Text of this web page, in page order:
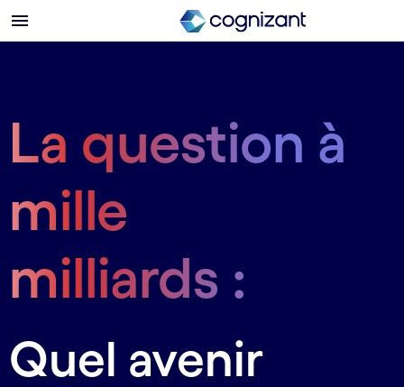
La question à
mille
milliards :
Quel avenir